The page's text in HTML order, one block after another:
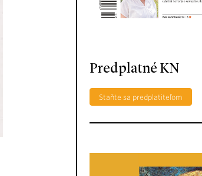
Predplatné KN
Staňte sa predplatiteľom